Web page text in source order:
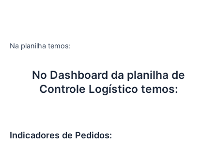
Na planilha temos:
No Dashboard da planilha de
Controle Logístico temos:
Indicadores de Pedidos: